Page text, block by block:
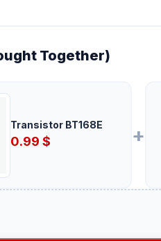
Together)
Transistor BT168E
0.99 $ +